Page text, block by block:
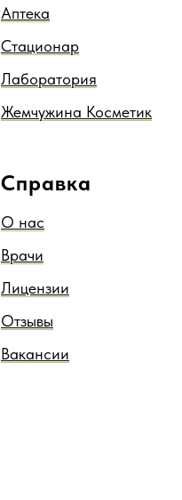
Аптека
Стационар
Лаборатория
Жемчужина Косметик
Справка
О нас
Врачи
Лицензии
Отзывы
Вакансии